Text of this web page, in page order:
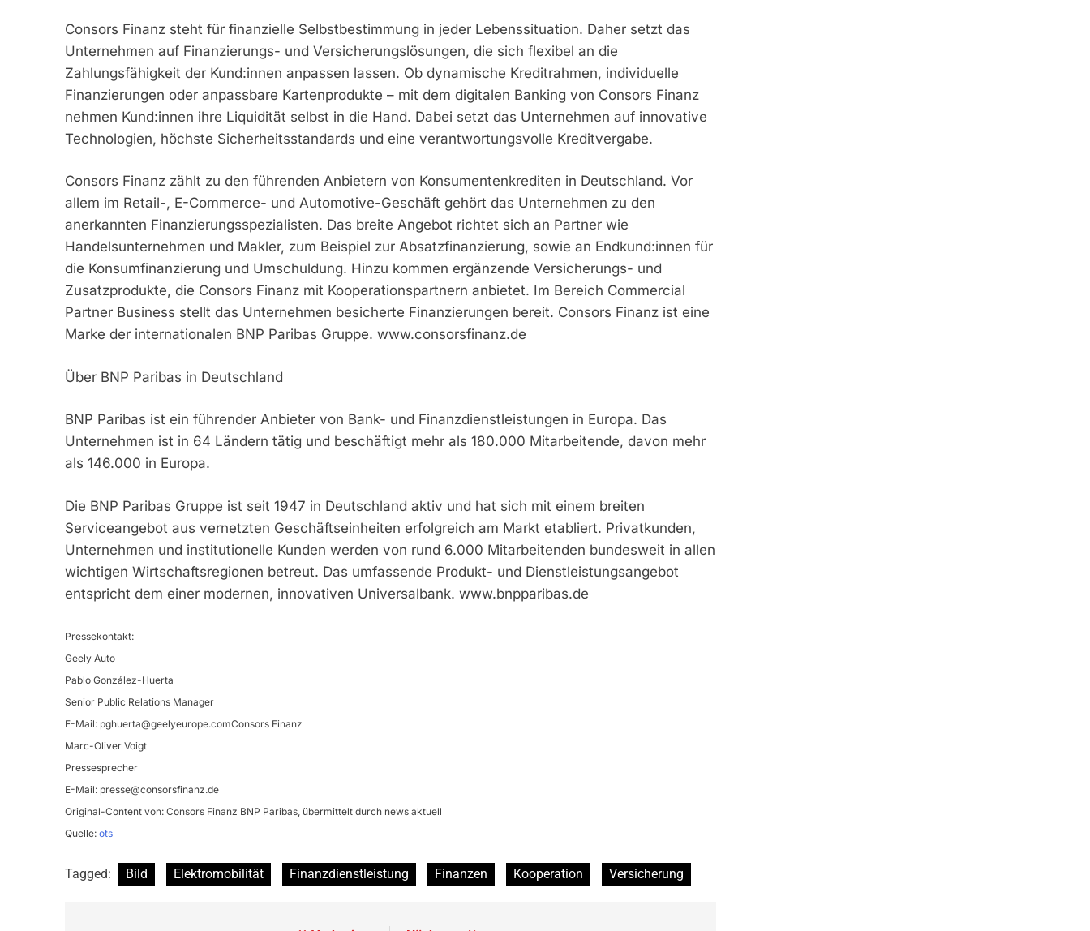
Consors Finanz steht für finanzielle Selbstbestimmung in jeder Lebenssituation. Daher setzt das
Unternehmen auf Finanzierungs- und Versicherungslösungen, die sich flexibel an die
Zahlungsfähigkeit der Kund:innen anpassen lassen. Ob dynamische Kreditrahmen, individuelle
Finanzierungen oder anpassbare Kartenprodukte – mit dem digitalen Banking von Consors Finanz
nehmen Kund:innen ihre Liquidität selbst in die Hand. Dabei setzt das Unternehmen auf innovative
Technologien, höchste Sicherheitsstandards und eine verantwortungsvolle Kreditvergabe.
Consors Finanz zählt zu den führenden Anbietern von Konsumentenkrediten in Deutschland. Vor
allem im Retail-, E-Commerce- und Automotive-Geschäft gehört das Unternehmen zu den
anerkannten Finanzierungsspezialisten. Das breite Angebot richtet sich an Partner wie
Handelsunternehmen und Makler, zum Beispiel zur Absatzfinanzierung, sowie an Endkund:innen für
die Konsumfinanzierung und Umschuldung. Hinzu kommen ergänzende Versicherungs- und
Zusatzprodukte, die Consors Finanz mit Kooperationspartnern anbietet. Im Bereich Commercial
Partner Business stellt das Unternehmen besicherte Finanzierungen bereit. Consors Finanz ist eine
Marke der internationalen BNP Paribas Gruppe. www.consorsfinanz.de
Über BNP Paribas in Deutschland
BNP Paribas ist ein führender Anbieter von Bank- und Finanzdienstleistungen in Europa. Das
Unternehmen ist in 64 Ländern tätig und beschäftigt mehr als 180.000 Mitarbeitende, davon mehr
als 146.000 in Europa.
Die BNP Paribas Gruppe ist seit 1947 in Deutschland aktiv und hat sich mit einem breiten
Serviceangebot aus vernetzten Geschäftseinheiten erfolgreich am Markt etabliert. Privatkunden,
Unternehmen und institutionelle Kunden werden von rund 6.000 Mitarbeitenden bundesweit in allen
wichtigen Wirtschaftsregionen betreut. Das umfassende Produkt- und Dienstleistungsangebot
entspricht dem einer modernen, innovativen Universalbank. www.bnpparibas.de
Pressekontakt:
Geely Auto
Pablo González-Huerta
Senior Public Relations Manager
E-Mail: pghuerta@geelyeurope.comConsorsFinanz
Marc-Oliver Voigt
Pressesprecher
E-Mail: presse@consorsfinanz.de
Original-Content von: Consors Finanz BNP Paribas, übermittelt durch news aktuell
Quelle: ots
Tagged: Bild Elektromobilität Finanzdienstleistung Finanzen Kooperation Versicherung